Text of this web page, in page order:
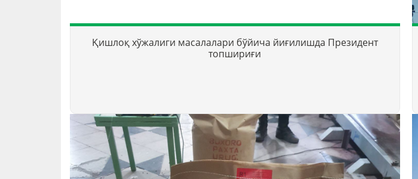
Қишлоқ хўжалиги масалалари бўйича йиғилишда Президент
топшириғи